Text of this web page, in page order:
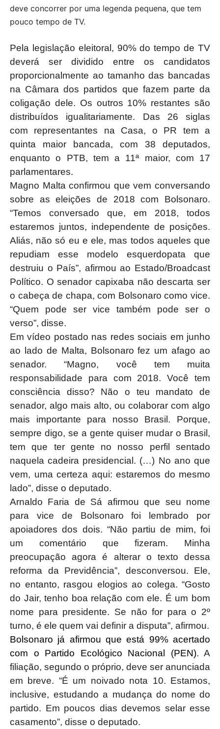
deve concorrer por uma legenda pequena, que tem
pouco tempo de TV.
Pela legislação eleitoral, 90% do tempo de TV
deverá ser dividido entre os candidatos
proporcionalmente ao tamanho das bancadas
na Câmara dos partidos que fazem parte da
coligação dele. Os outros 10% restantes são
distribuídos igualitariamente. Das 26 siglas
com representantes na Casa, o PR tem a
quinta maior bancada, com 38 deputados,
enquanto o PTB, tem a 11ª maior, com 17
parlamentares.
Magno Malta confirmou que vem conversando
sobre as eleições de 2018 com Bolsonaro.
“Temos conversado que, em 2018, todos
estaremos juntos, independente de posições.
Aliás, não só eu e ele, mas todos aqueles que
repudiam esse modelo esquerdopata que
destruiu o País”, afirmou ao Estado/Broadcast
Político. O senador capixaba não descarta ser
o cabeça de chapa, com Bolsonaro como vice.
“Quem pode ser vice também pode ser o
verso”, disse.
Em vídeo postado nas redes sociais em junho
ao lado de Malta, Bolsonaro fez um afago ao
senador. “Magno, você tem muita
responsabilidade para com 2018. Você tem
consciência disso? Não o teu mandato de
senador, algo mais alto, ou colaborar com algo
mais importante para nosso Brasil. Porque,
sempre digo, se a gente quiser mudar o Brasil,
tem que ter gente no nosso perfil sentado
naquela cadeira presidencial. (…) No ano que
vem, uma certeza aqui: estaremos do mesmo
lado”, disse o deputado.
Arnaldo Faria de Sá afirmou que seu nome
para vice de Bolsonaro foi lembrado por
apoiadores dos dois. “Não partiu de mim, foi
um comentário que fizeram. Minha
preocupação agora é alterar o texto dessa
reforma da Previdência”, desconversou. Ele,
no entanto, rasgou elogios ao colega. “Gosto
do Jair, tenho boa relação com ele. É um bom
nome para presidente. Se não for para o 2º
turno, é ele quem vai definir a disputa”, afirmou.
Bolsonaro já afirmou que está 99% acertado
com o Partido Ecológico Nacional (PEN). A
filiação, segundo o próprio, deve ser anunciada
em breve. “É um noivado nota 10. Estamos,
inclusive, estudando a mudança do nome do
partido. Em poucos dias devemos selar esse
casamento”, disse o deputado.